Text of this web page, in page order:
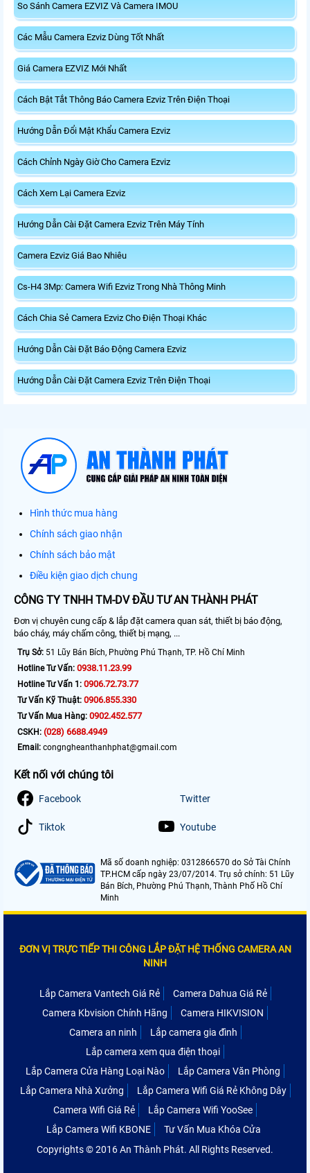
So Sánh Camera EZVIZ Và Camera IMOU
Các Mẫu Camera Ezviz Dùng Tốt Nhất
Giá Camera EZVIZ Mới Nhất
Cách Bật Tắt Thông Báo Camera Ezviz Trên Điện Thoại
Hướng Dẫn Đổi Mật Khẩu Camera Ezviz
Cách Chỉnh Ngày Giờ Cho Camera Ezviz
Cách Xem Lại Camera Ezviz
Hướng Dẫn Cài Đặt Camera Ezviz Trên Máy Tính
Camera Ezviz Giá Bao Nhiêu
Cs-H4 3Mp: Camera Wifi Ezviz Trong Nhà Thông Minh
Cách Chia Sẻ Camera Ezviz Cho Điện Thoại Khác
Hướng Dẫn Cài Đặt Báo Động Camera Ezviz
Hướng Dẫn Cài Đặt Camera Ezviz Trên Điện Thoại
Hình thức mua hàng
Chính sách giao nhận
Chính sách bảo mật
Điều kiện giao dịch chung
CÔNG TY TNHH TM-DV ĐẦU TƯ AN THÀNH PHÁT
Đơn vị chuyên cung cấp & lắp đặt camera quan sát, thiết bị báo động,
báo cháy, máy chấm công, thiết bị mạng, ...
Trụ Sở: 51 Lũy Bán Bích, Phường Phú Thạnh, TP. Hồ Chí Minh
Hotline Tư Vấn: 0938.11.23.99
Hotline Tư Vấn 1: 0906.72.73.77
Tư Vấn Kỹ Thuật: 0906.855.330
Tư Vấn Mua Hàng: 0902.452.577
CSKH: (028) 6688.4949
Email: congngheanthanhphat@gmail.com
Kết nối với chúng tôi
Facebook Twitter
Tiktok Youtube
Mã số doanh nghiệp: 0312866570 do Sở Tài Chính
TP.HCM cấp ngày 23/07/2014. Trụ sở chính: 51 Lũy
Bán Bích, Phường Phú Thạnh, Thành Phố Hồ Chí
Minh
ĐƠN VỊ TRỰC TIẾP THI CÔNG LẮP ĐẶT HỆ THỐNG CAMERA AN
NINH
Lắp Camera Vantech Giá Rẻ
Camera Dahua Giá Rẻ
Camera Kbvision Chính Hãng
Camera HIKVISION
Camera an ninh
Lắp camera gia đình
Lắp camera xem qua điện thoại
Lắp Camera Cửa Hàng Loại Nào
Lắp Camera Văn Phòng
Lắp Camera Nhà Xưởng
Lắp Camera Wifi Giá Rẻ Không Dây
Camera Wifi Giá Rẻ
Lắp Camera Wifi YooSee
Lắp Camera Wifi KBONE
Tư Vấn Mua Khóa Cửa
Copyrights © 2016 An Thành Phát. All Rights Reserved.